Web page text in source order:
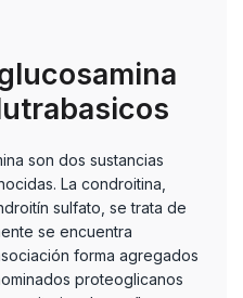
son dos sustancias
La condroitina,
sulfato, se trata de
se encuentra
forma agregados
proteoglicanos